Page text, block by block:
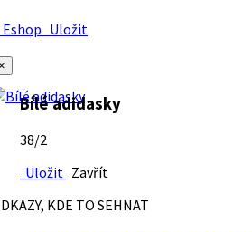
Uložit
Bílé adidasky
38/2
Uložit Zavřít
KDE TO SEHNAT